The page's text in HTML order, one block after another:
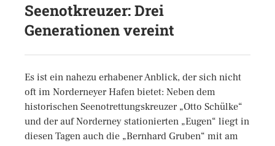
Seenotkreuzer: Drei
Generationen vereint
Es ist ein nahezu erhabener Anblick, der sich nicht
oft im Norderneyer Hafen bietet: Neben dem
historischen Seenotrettungskreuzer „Otto Schülke“
und der auf Norderney stationierten „Eugen“ liegt in
diesen Tagen auch die „Bernhard Gruben“ mit am